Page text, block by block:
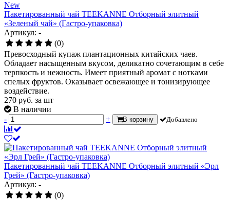
New
Пакетированный чай TEEKANNE Отборный элитный
«Зеленый чай» (Гастро-упаковка)
Артикул: -
(0)
Превосходный купаж плантационных китайских чаев.
Обладает насыщенным вкусом, деликатно сочетающим в себе
терпкость и нежность. Имеет приятный аромат с нотками
спелых фруктов. Оказывает освежающее и тонизирующее
воздействие.
270 руб. за шт
В наличии
-
+ В корзину Добавлено
Пакетированный чай TEEKANNE Отборный элитный «Эрл
Грей» (Гастро-упаковка)
Артикул: -
(0)